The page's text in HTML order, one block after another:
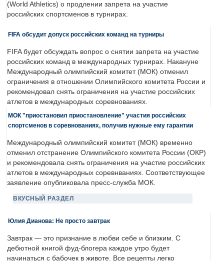
(World Athletics) о продлении запрета на участие
российских спортсменов в турнирах.
FIFA обсудит допуск российских команд на турниры
FIFA будет обсуждать вопрос о снятии запрета на участие
российских команд в международных турнирах. Накануне
Международный олимпийский комитет (МОК) отменил
ограничения в отношении Олимпийского комитета России и
рекомендовал снять ограничения на участие российских
атлетов в международных соревнованиях.
МОК "приостановил приостановление" участия российских
спортсменов в соревнованиях, получив нужные ему гарантии
Международный олимпийский комитет (МОК) временно
отменил отстранение Олимпийского комитета России (ОКР)
и рекомендовала снять ограничения на участие российских
атлетов в международных соревнваниях. Соответствующее
заявление опубликовала пресс-служба МОК.
ВКУСНЫЙ РАЗДЕЛ
Юлия Дианова: Не просто завтрак
Завтрак — это признание в любви себе и близким. С
дебютной книгой фуд-блогера каждое утро будет
начинаться с бабочек в животе. Все рецепты легко